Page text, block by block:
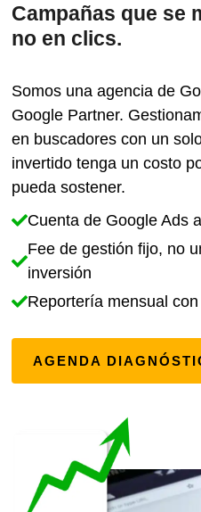
Campañas que se
no en clics.
Somos una agencia de
Google Partner.
en buscadores con un
invertido tenga un costo
pueda sostener.
Cuenta de Google Ads
Fee de gestión fijo, no
inversión
Reportería mensual
AGENDA